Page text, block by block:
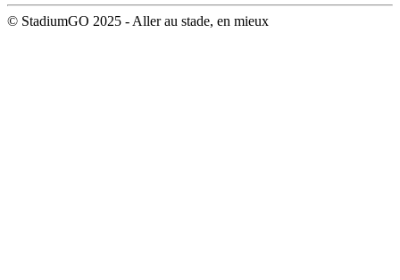
© StadiumGO 2025 - Aller au stade, en mieux